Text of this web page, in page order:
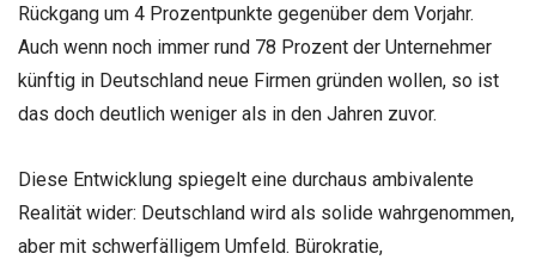
Rückgang um 4 Prozentpunkte gegenüber dem Vorjahr.
Auch wenn noch immer rund 78 Prozent der Unternehmer
künftig in Deutschland neue Firmen gründen wollen, so ist
das doch deutlich weniger als in den Jahren zuvor.
Diese Entwicklung spiegelt eine durchaus ambivalente
Realität wider: Deutschland wird als solide wahrgenommen,
aber mit schwerfälligem Umfeld. Bürokratie,